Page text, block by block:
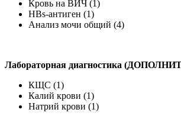
Кровь на ВИЧ (1)
HBs-антиген (1)
Анализ мочи общий (4)
Лабораторная диагностика
КЩС (1)
Калий крови (1)
Натрий крови (1)